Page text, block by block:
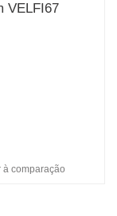
VELFI67
à comparação